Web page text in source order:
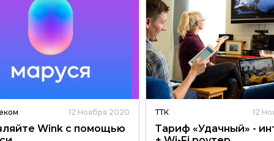
12 Ноября 2020
Wink с помощью
ТТК 12
Тариф «Удачный» -